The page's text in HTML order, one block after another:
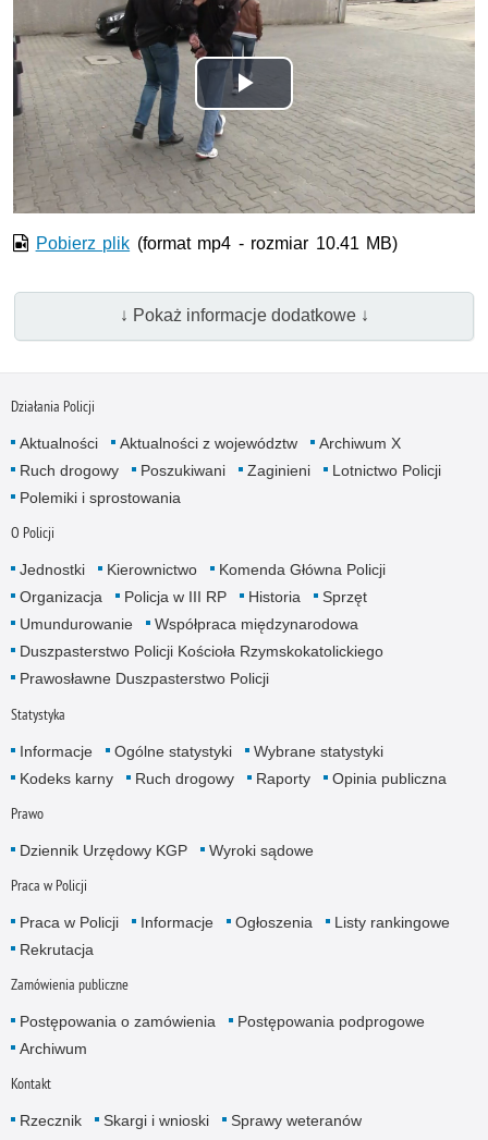
Odtwórz
wideo
Pobierz plik (format mp4 - rozmiar 10.41 MB)
↓ Pokaż informacje dodatkowe ↓
Działania Policji
Aktualności Aktualności z województw
Archiwum X
Ruch drogowy
Poszukiwani Zaginieni
Lotnictwo Policji
Polemiki i sprostowania
O Policji
Jednostki Kierownictwo
Komenda Główna Policji
Organizacja
Policja w III RP Historia
Sprzęt
Umundurowanie
Współpraca międzynarodowa
Duszpasterstwo Policji Kościoła Rzymskokatolickiego
Prawosławne Duszpasterstwo Policji
Statystyka
Informacje Ogólne statystyki
Wybrane statystyki
Kodeks karny
Ruch drogowy Raporty Opinia publiczna
Prawo
Dziennik Urzędowy KGP Wyroki sądowe
Praca w Policji
Praca w Policji Informacje Ogłoszenia
Listy rankingowe
Rekrutacja
Zamówienia publiczne
Postępowania o zamówienia
Postępowania podprogowe
Archiwum
Kontakt
Rzecznik Skargi i wnioski Sprawy weteranów